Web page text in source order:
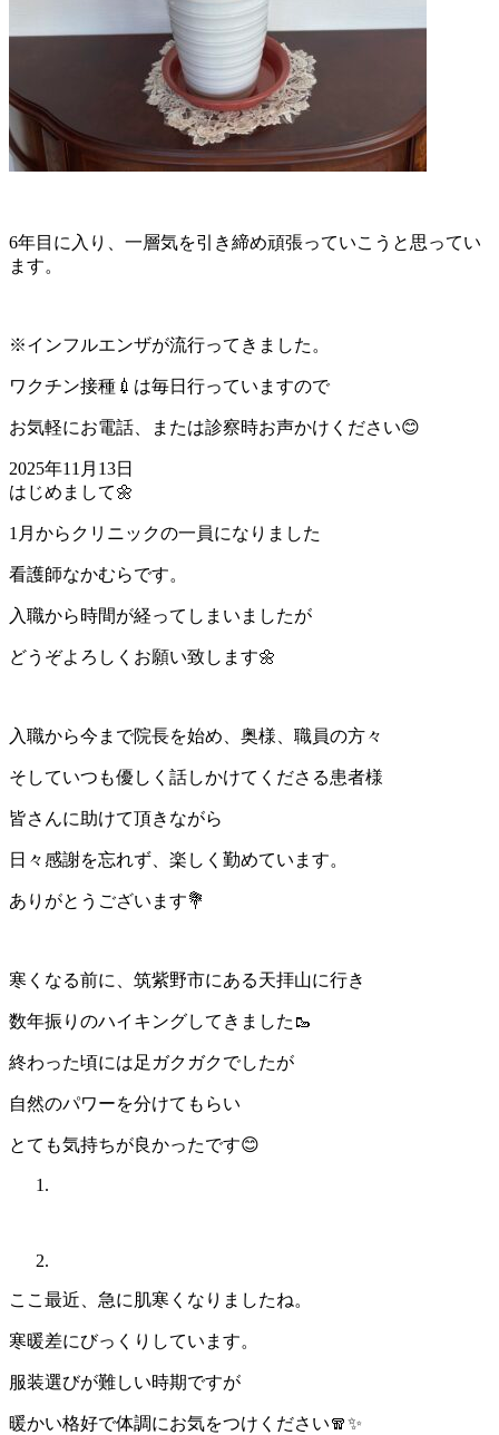
6年目に入り、一層気を引き締め頑張っていこうと思ってい
ます。
※インフルエンザが流行ってきました。
ワクチン接種💉は毎日行っていますので
お気軽にお電話、または診察時お声かけください😊
2025年11月13日
はじめまして🌼
1月からクリニックの一員になりました
看護師なかむらです。
入職から時間が経ってしまいましたが
どうぞよろしくお願い致します🌼
入職から今まで院長を始め、奥様、職員の方々
そしていつも優しく話しかけてくださる患者様
皆さんに助けて頂きながら
日々感謝を忘れず、楽しく勤めています。
ありがとうございます💐
寒くなる前に、筑紫野市にある天拝山に行き
数年振りのハイキングしてきました🥾
終わった頃には足ガクガクでしたが
自然のパワーを分けてもらい
とても気持ちが良かったです😊
ここ最近、急に肌寒くなりましたね。
寒暖差にびっくりしています。
服装選びが難しい時期ですが
暖かい格好で体調にお気をつけください🧣✨